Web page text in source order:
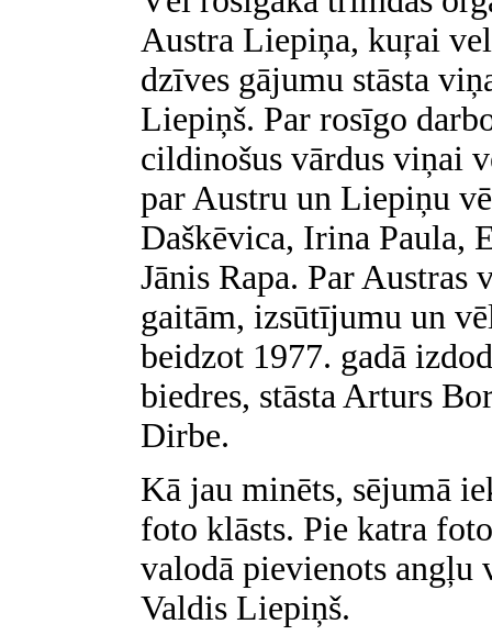
Austra Liepiņa, kuŗai
dzīves gājumu stāsta
Liepiņš. Par rosīgo
cildinošus vārdus viņai
par Austru un Liepiņu
Daškēvica, Irina Paula,
Jānis Rapa. Par
gaitām, izsūtījumu un
beidzot 1977. gadā
biedres, stāsta Arturs
Dirbe.
Kā jau minēts, sējumā
foto klāsts. Pie katra
valodā pievienots angļu
Valdis Liepiņš.